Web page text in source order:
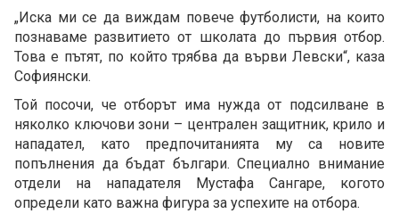
„Иска ми се да виждам повече футболисти, на които
познаваме развитието от школата до първия отбор.
Това е пътят, по който трябва да върви Левски“, каза
Софиянски.
Той посочи, че отборът има нужда от подсилване в
няколко ключови зони – централен защитник, крило и
нападател, като предпочитанията му са новите
попълнения да бъдат българи. Специално внимание
отдели на нападателя Мустафа Сангаре, когото
определи като важна фигура за успехите на отбора.